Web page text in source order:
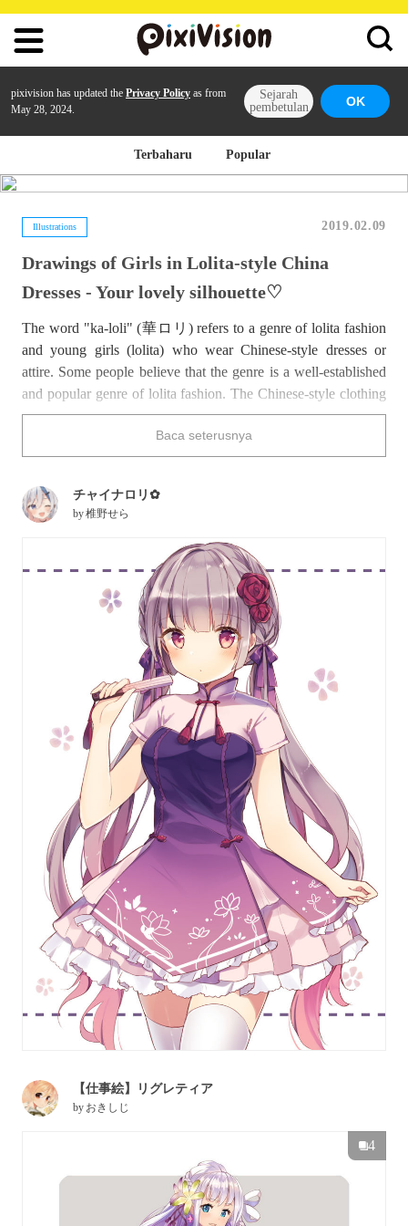
pixivision has updated the Privacy Policy as from
May 28, 2024.
Sejarah
pembetulan
OK
Terbaharu Popular
Illustrations 2019.02.09
Drawings of Girls in Lolita-style China
Dresses - Your lovely silhouette♡
The word "ka-loli" (華ロリ) refers to a genre of lolita fashion
and young girls (lolita) who wear Chinese-style dresses or
attire. Some people believe that the genre is a well-established
and popular genre of lolita fashion. The Chinese-style clothing
articles in this fashion genre are often decorated with
voluminous frills which make them resemble lovely flowers in
full bloom. Anyone would be fascinated by them!
China dresses. Please enjoy!
Baca seterusnya
チャイナロリ✿
by椎野せら
【仕事絵】リグレティア
by おきしじ
4